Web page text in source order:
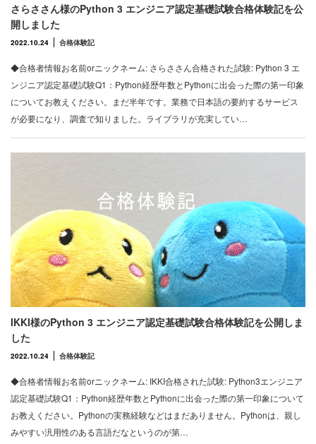
さらささん様のPython 3 エンジニア認定基礎試験合格体験記を公
開しました
2022.10.24 合格体験記
◆合格者情報お名前orニックネーム: さらささん合格された試験: Python 3 エ
ンジニア認定基礎試験Q1：Python経歴年数とPythonに出会った際の第一印象
についてお教えください。まだ半年です。業務で日本語の要約するサービス
が必要になり、調査で知りました。ライブラリが充実してい…
IKKI様のPython 3 エンジニア認定基礎試験合格体験記を公開しま
した
2022.10.24 合格体験記
◆合格者情報お名前orニックネーム: IKKI合格された試験: Python3エンジニア
認定基礎試験Q1：Python経歴年数とPythonに出会った際の第一印象について
お教えください。Pythonの実務経験などはまだありません。Pythonは、親し
みやすい汎用性のある言語だなというのが第…